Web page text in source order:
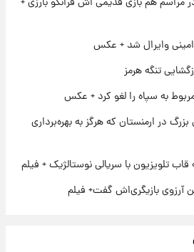
شمسی
در آسمان ظاهر شد
وایرال شد + عکس
تنگه هرمز
به سپاه را لغو کرد + عکس
در ارمنستان که هرگز به بهره‌برداری
تلویزیون با سریالی نوستالژیک + فیلم
آرزوی بازیگری‌اش گفت+ فیلم